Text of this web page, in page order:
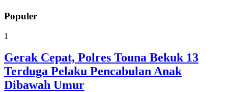
Populer
1
Gerak Cepat, Polres Touna Bekuk 13
Terduga Pelaku Pencabulan Anak
Dibawah Umur